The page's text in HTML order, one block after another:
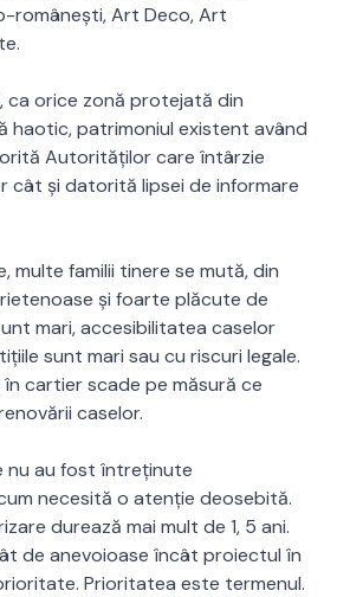
românești, Art Deco, Art
ca orice zonă protejată din
haotic, patrimoniul existent având
Autorităților care întârzie
cât și datorită lipsei de informare
multe familii tinere se mută, din
și foarte plăcute de
mari, accesibilitatea caselor
sunt mari sau cu riscuri legale.
cartier scade pe măsură ce
caselor.
nu au fost întreținute
necesită o atenție deosebită.
durează mai mult de 1, 5 ani.
de anevoioase încât proiectul în
Prioritatea este termenul.